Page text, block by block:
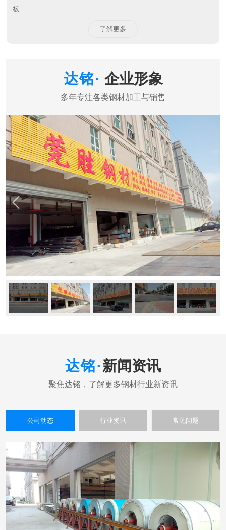
板...
了解更多
企业形象
新闻资讯
公司动态 行业资讯 常见问题